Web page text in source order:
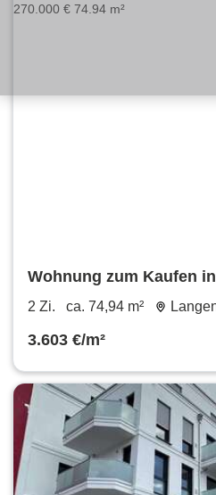
Wohnung zum Kaufen
(Rheinland) Immigrath
2 Zi. ca. 74,94 m²
3.603 €/m²